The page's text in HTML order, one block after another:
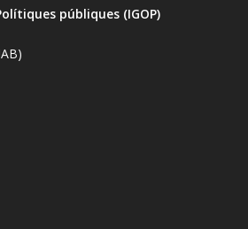
públiques (IGOP)